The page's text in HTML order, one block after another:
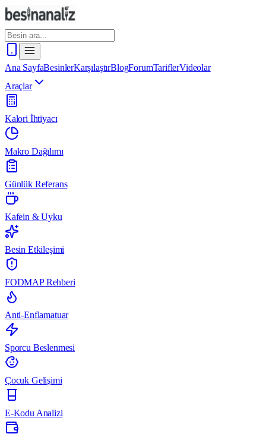
Ana SayfaBesinlerKarşılaştırBlogForumTariflerVideolar
Araçlar
Kalori İhtiyacı
Makro Dağılımı
Günlük Referans
Kafein & Uyku
Besin Etkileşimi
FODMAP Rehberi
Anti-Enflamatuar
Sporcu Beslenmesi
Çocuk Gelişimi
E-Kodu Analizi